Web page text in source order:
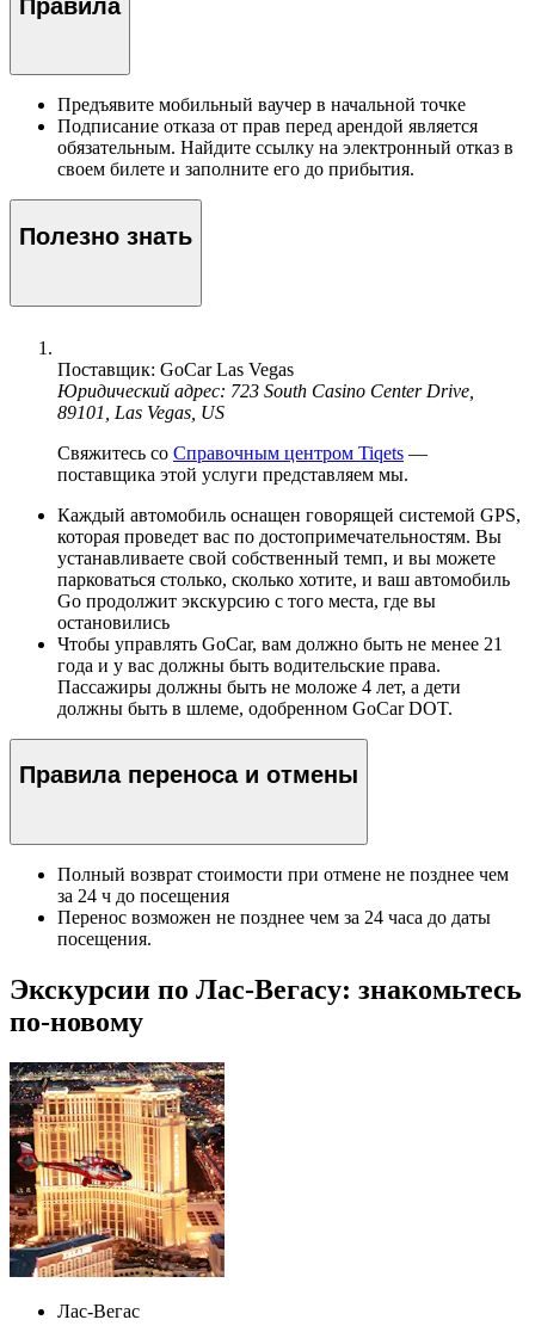
Правила
Предъявите мобильный ваучер в начальной точке
Подписание отказа от прав перед арендой является
обязательным. Найдите ссылку на электронный отказ в
своем билете и заполните его до прибытия.
Полезно знать
Поставщик: GoCar Las Vegas
Юридический адрес: 723 South Casino Center Drive,
89101, Las Vegas, US
Свяжитесь со Справочным центром Tiqets —
поставщика этой услуги представляем мы.
Каждый автомобиль оснащен говорящей системой GPS,
которая проведет вас по достопримечательностям. Вы
устанавливаете свой собственный темп, и вы можете
парковаться столько, сколько хотите, и ваш автомобиль
Go продолжит экскурсию с того места, где вы
остановились
Чтобы управлять GoCar, вам должно быть не менее 21
года и у вас должны быть водительские права.
Пассажиры должны быть не моложе 4 лет, а дети
должны быть в шлеме, одобренном GoCar DOT.
Правила переноса и отмены
Полный возврат стоимости при отмене не позднее чем
за 24 ч до посещения
Перенос возможен не позднее чем за 24 часа до даты
посещения.
Экскурсии по Лас-Вегасу: знакомьтесь
по-новому
Лас-Вегас